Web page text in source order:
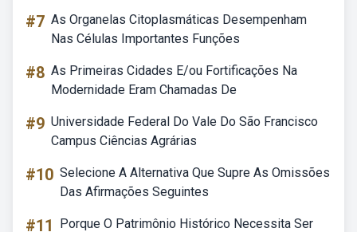
#7 As Organelas Citoplasmáticas Desempenham
Nas Células Importantes Funções
#8 As Primeiras Cidades E/ou Fortificações Na
Modernidade Eram Chamadas De
#9 Universidade Federal Do Vale Do São Francisco
Campus Ciências Agrárias
#10 Selecione A Alternativa Que Supre As Omissões
Das Afirmações Seguintes
#11
Porque O Patrimônio Histórico Necessita Ser